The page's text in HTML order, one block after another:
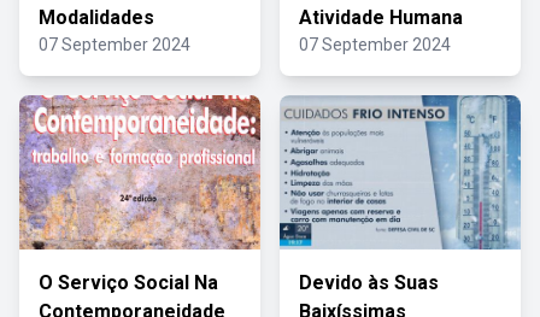
Modalidades
07 September 2024
Atividade Humana
07 September 2024
O Serviço Social Na
Contemporaneidade
Devido às Suas
Baixíssimas